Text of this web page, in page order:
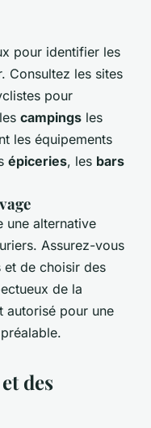
pour identifier les
Consultez les sites
pour
campings les
les équipements
épiceries, les bars
une alternative
Assurez-vous
et de choisir des
de la
autorisé pour une
des